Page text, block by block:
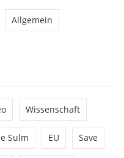
Allgemein
Wissenschaft
Sulm EU Save